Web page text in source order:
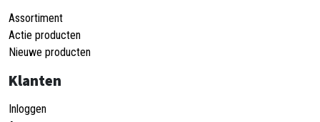
Assortiment
Actie producten
Nieuwe producten
Klanten
Inloggen